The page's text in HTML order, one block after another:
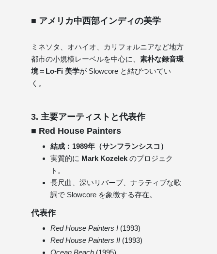
■ アメリカ中西部インディの美学
ミネソタ、オハイオ、カリフォルニアなど地方
都市の小規模レーベルを中心に、 素朴な録音環
境＝Lo-Fi 美学が Slowcore と結びついてい
く。
3. 主要アーティストと代表作
■ Red House Painters
結成：1989年（サンフランシスコ）
実質的に Mark Kozelek のプロジェク
ト。
長尺曲、深いリバーブ、ナラティブな歌
詞で Slowcore を象徴する存在。
代表作
Red House Painters I (1993)
Red House Painters II (1993)
Ocean Beach (1995)